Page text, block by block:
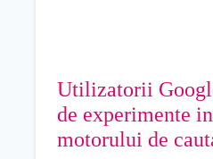
Utilizatorii
de experimente
motorului de